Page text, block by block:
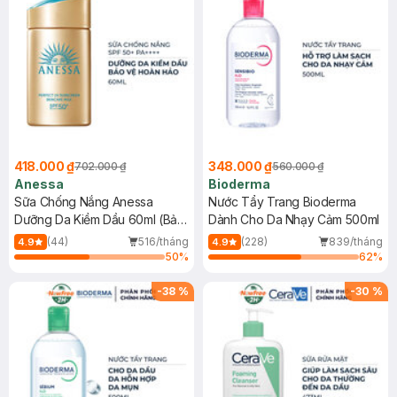
418.000 ₫702.000 ₫
Anessa
Sữa Chống Nắng Anessa
Dưỡng Da Kiềm Dầu 60ml (Bản
Mới)
4.9 (44)
516/tháng
50%
348.000 ₫560.000 ₫
Bioderma
Nước Tẩy Trang Bioderma
Dành Cho Da Nhạy Cảm 500ml
4.9 (228)
839/tháng
62%
-38 % -30 %